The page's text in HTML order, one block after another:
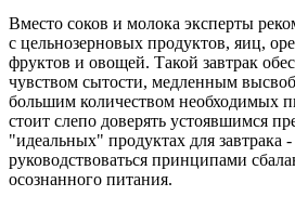
Вместо соков и молока эксперты
с цельнозерновых продуктов, яиц,
фруктов и овощей. Такой завтрак
чувством сытости, медленным
большим количеством необходимых
стоит слепо доверять устоявшимся
"идеальных" продуктах для завтрака
руководствоваться принципами
осознанного питания.